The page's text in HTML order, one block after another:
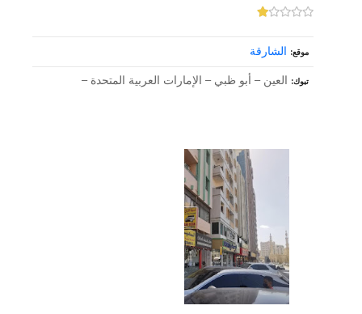
موقع الشارقة
تبوك العين – أبو ظبي – الإمارات العربية المتحدة –